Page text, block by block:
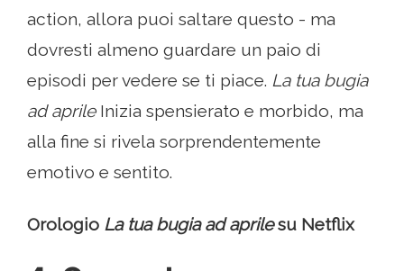
action, allora puoi saltare questo - ma
dovresti almeno guardare un paio di
episodi per vedere se ti piace. La tua bugia
ad aprileInizia spensierato e morbido, ma
alla fine si rivela sorprendentemente
emotivo e sentito.
Orologio La tua bugia ad aprilesu Netflix